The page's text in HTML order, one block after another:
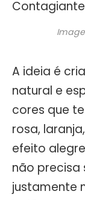
A ideia é
natural e
cores que
rosa,
efeito
não precisa
justamente